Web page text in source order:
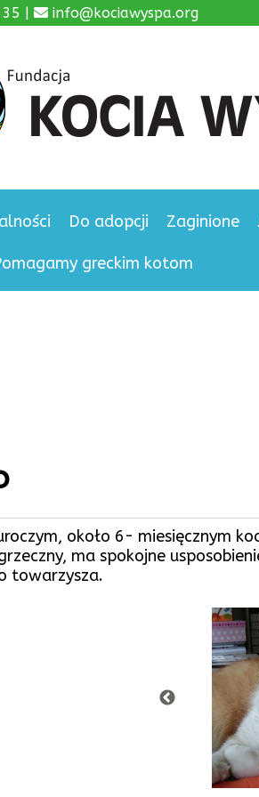
| info@kociawyspa.org
Do adopcji Zaginione
greckim kotom
około 6- miesięcznym
ma spokojne
towarzysza.